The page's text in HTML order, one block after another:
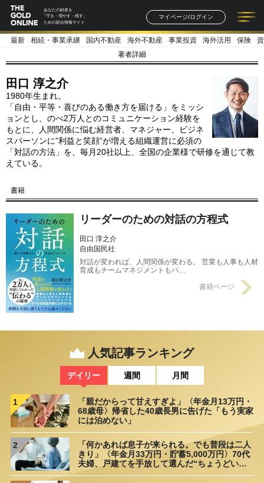
あなたの財産を
「守る・増やす・残す」
ための総合情報サイト
マイページ/ログイン
記事一覧 連載一覧
著者一覧 書籍一覧
最新 相続・事業承継 国内不動産 海外不動産 事業投資 海外活用 保険
著者詳細
田口 淳之介
1980年生まれ。
「自由・平等・喜びのある働き方を届ける」をミッシ
ョンとし、のべ2万人とのコミュニケーション経験を
もとに、人間関係に悩む経営者、マネジャー、ビジネ
スパーソンに”利益と笑顔”が増える組織運営に必須の
「対話の方法」を、毎月20社以上、全国の企業様で研修を通じて教
えている。
書籍
リーダーのための対話の方程式
田口 淳之介
自由国民社
対話が変われば、人間関係が変わる。 営業も人事も人材
育成もチームマネジメントもパ…
書籍ページ
人気記事ランキング
デイリー 週間 月間
1
「親だからって甘えすぎよ」〈年金月13万円・
68歳母〉帰省した40歳長男に告げた「もう実家
には泊めない」
2
「何かあれば息子が来られる。でも普段は二人
きり」〈年金月33万円・貯蓄5,000万円〉70代
夫婦、戸建てを手放して選んだ“ちょうどいい